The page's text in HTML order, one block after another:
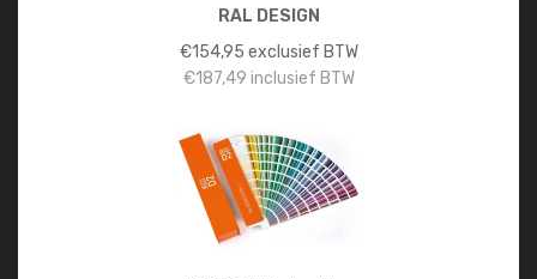
RAL DESIGN
€154,95 exclusief BTW
€187,49 inclusief BTW